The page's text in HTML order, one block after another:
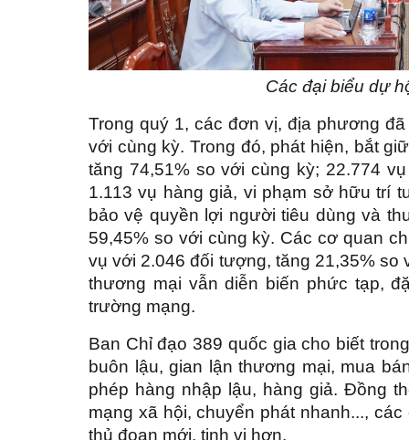
Các đại biểu dự
Trong quý 1, các đơn vị, địa phương
với cùng kỳ. Trong đó, phát hiện, bắt
tăng 74,51% so với cùng kỳ; 22.774
1.113 vụ hàng giả, vi phạm sở hữu trí
bảo vệ quyền lợi người tiêu dùng và
59,45% so với cùng kỳ. Các cơ quan
vụ với 2.046 đối tượng, tăng 21,35% so
thương mại vẫn diễn biến phức tạp,
trường mạng.
Ban Chỉ đạo 389 quốc gia cho biết
buôn lậu, gian lận thương mại, mua
phép hàng nhập lậu, hàng giả. Đồng
mạng xã hội, chuyển phát nhanh...,
thủ đoạn mới, tinh vi hơn.